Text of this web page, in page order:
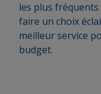
les plus
faire un choix
meilleur service
budget.